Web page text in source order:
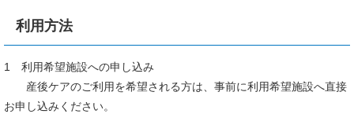
利用方法
1 利用希望施設への申し込み
産後ケアのご利用を希望される方は、事前に利用希望施設へ直接
お申し込みください。